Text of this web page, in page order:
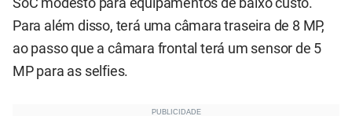
SoC modesto para equipamentos de baixo custo.
Para além disso, terá uma câmara traseira de 8 MP,
ao passo que a câmara frontal terá um sensor de 5
MP para as selfies.